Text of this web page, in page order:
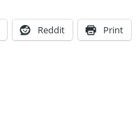
Reddit Print